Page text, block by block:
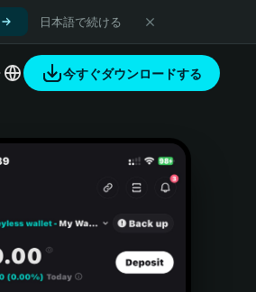
日本語で続ける
今すぐダウンロードする